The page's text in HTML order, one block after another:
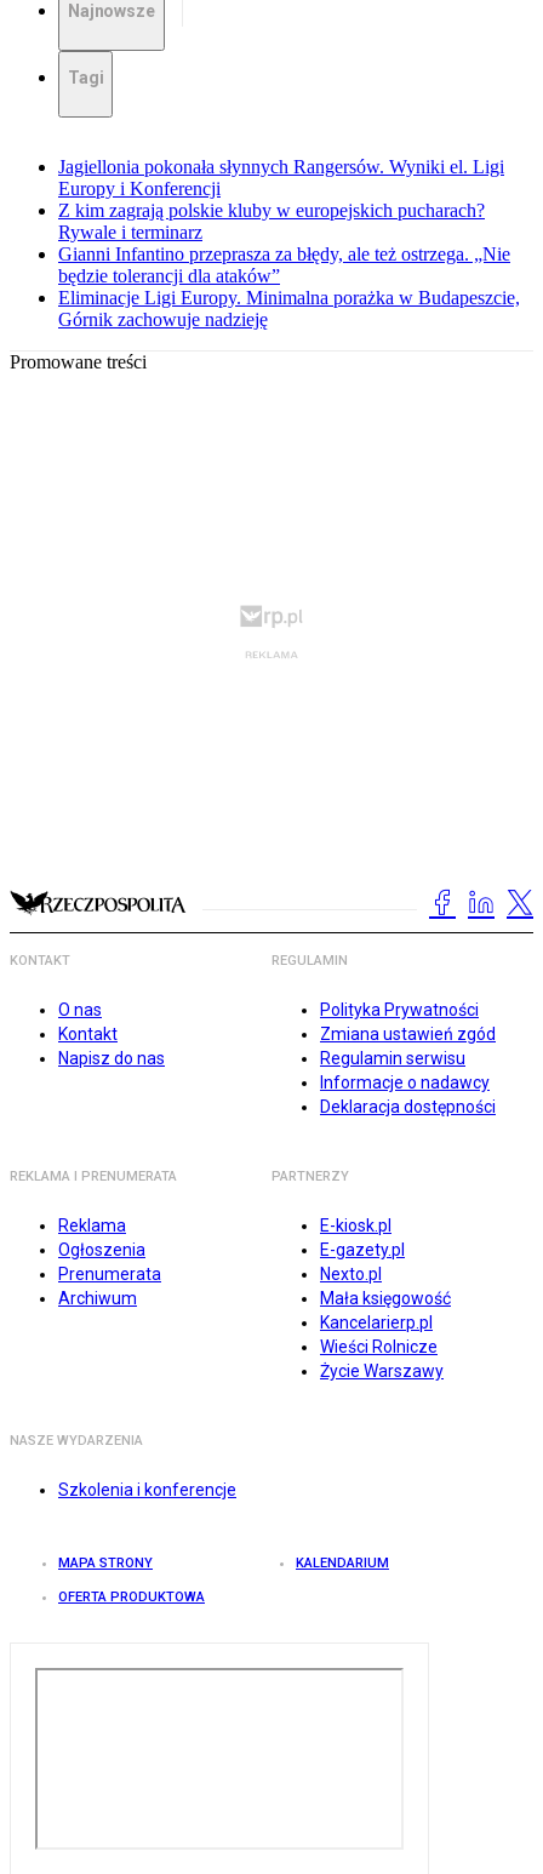
Najnowsze
Tagi
Jagiellonia pokonała słynnych Rangersów. Wyniki el. Ligi
Europy i Konferencji
Z kim zagrają polskie kluby w europejskich pucharach?
Rywale i terminarz
Gianni Infantino przeprasza za błędy, ale też ostrzega. „Nie
będzie tolerancji dla ataków”
Eliminacje Ligi Europy. Minimalna porażka w Budapeszcie,
Górnik zachowuje nadzieję
Promowane treści
KONTAKT
O nas
Kontakt
Napisz do nas
REGULAMIN
Polityka Prywatności
Zmiana ustawień zgód
Regulamin serwisu
Informacje o nadawcy
Deklaracja dostępności
REKLAMA I PRENUMERATA
Reklama
Ogłoszenia
Prenumerata
Archiwum
PARTNERZY
E-kiosk.pl
E-gazety.pl
Nexto.pl
Mała księgowość
Kancelarierp.pl
Wieści Rolnicze
Życie Warszawy
NASZE WYDARZENIA
Szkolenia i konferencje
MAPA STRONY KALENDARIUM
OFERTA PRODUKTOWA